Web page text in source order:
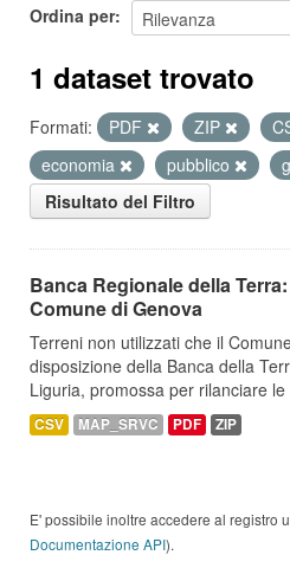
Ordina per
1 dataset trovato
Formati: PDF ZIP
economia
pubblico
Risultato del Filtro
Banca Regionale della
Comune di Genova
Terreni non utilizzati che il
disposizione della Banca della
Liguria, promossa per rilanciare
CSV MAP_SRVC PDF ZIP
E' possibile inoltre accedere al registro
Documentazione API).